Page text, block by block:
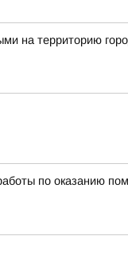
на территорию
по оказанию